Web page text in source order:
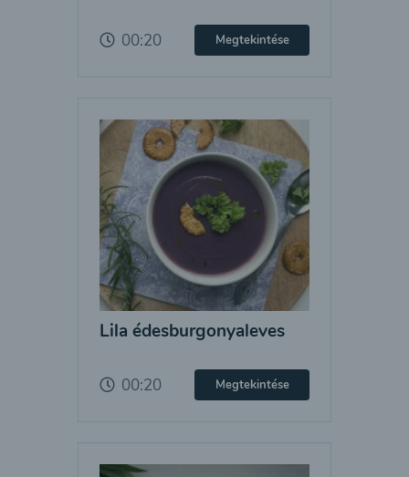
00:20 Megtekintése
Lila édesburgonyaleves
00:20 Megtekintése